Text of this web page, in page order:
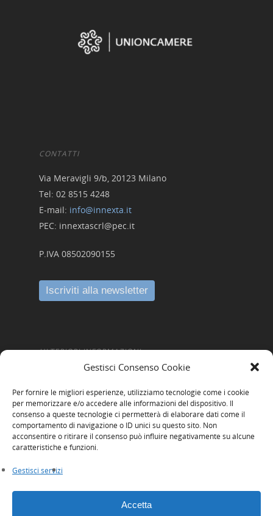
Gestisci Consenso Cookie
Per fornire le migliori esperienze, utilizziamo tecnologie come i cookie
per memorizzare e/o accedere alle informazioni del dispositivo. Il
consenso a queste tecnologie ci permetterà di elaborare dati come il
comportamento di navigazione o ID unici su questo sito. Non
acconsentire o ritirare il consenso può influire negativamente su alcune
caratteristiche e funzioni.
Gestisci servizi
Accetta
CONTATTI
Via Meravigli 9/b, 20123 Milano
Tel: 02 8515 4248
E-mail: info@innexta.it
PEC: innextascrl@pec.it
P.IVA 08502090155
ULTERIORI INFORMAZIONI
Informativa Privacy
Cookie Policy
Whistleblowing